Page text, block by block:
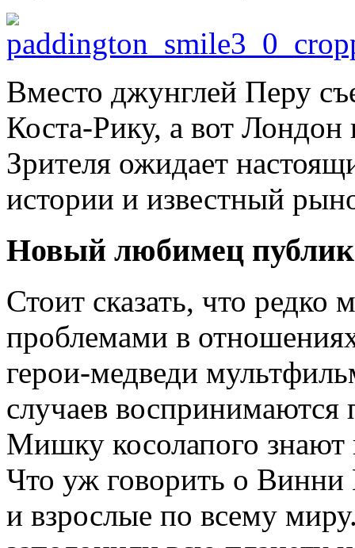
Вместо джунглей Перу
Коста-Рику, а вот
Зрителя ожидает
истории и известный
Новый любимец
Стоит сказать, что редко
проблемами в
герои-медведи
случаев
Мишку косолапого знают
Что уж говорить о Винни
и взрослые по всему